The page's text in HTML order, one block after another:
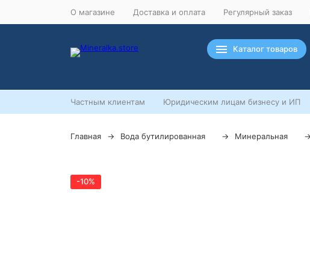
О магазине Доставка и оплата Регулярный заказ
Каталог товаров
Частным клиентам Юридическим лицам бизнесу и ИП
Главная Вода бутилированная Минеральная
-10%